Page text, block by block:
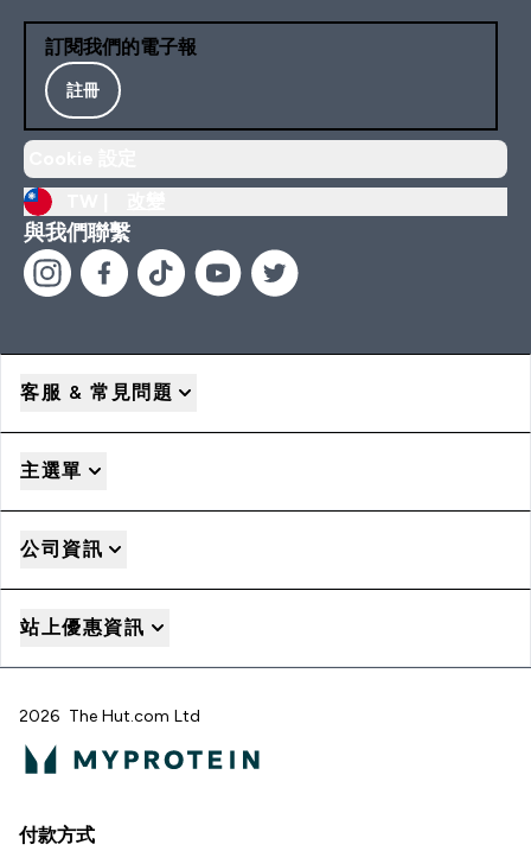
訂閱我們的電子報
註冊
與我們聯繫
客服 & 常見問題
主選單
公司資訊
站上優惠資訊
2026 The Hut.com Ltd
付款方式